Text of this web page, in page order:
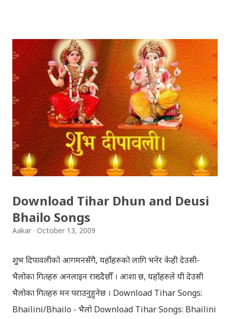
चुरोट तान्दै आफैँ मा हराइरहेका झैँ देखिन्थेँ । ढल्किँदो दिन त्रिपुरेश्वर मा
अवस्थित मन्दिर को फोटो खिच्दा, पश्चिम मा सूर्य डुब्न लागिसकेको
थियो । कोलाहाल को बिचमा उभिएको मन्दिर आफू मा चाँहि साह्रै शान्त
छ । पुल्चोक मा आयोजित लोकस २०१० हेरेर फर्किँदै गर्दा, थकाइ मार्ने
उद्देश्य ले यही मन्दिर मा एकछिन अडिएको थिँए । झोलुङ्गे पुल ललितपुर
बालकुमारी मा, मनोहरा खोला माथि रहेको झोलुंङ्गे पुल ! यो फोटो
खिच्दा, मौसम सफा थिएन, हल्का वर्षा भइरहेथ्यो । त्यसदिन केही
साथिहरु को साथ मा, नयाँ वानेश्वर, शंखमुल हुँदै यो झोलुङ्गे पुल तरेर,
बालकुमारी हु...
Download Tihar Dhun and Deusi
Bhailo Songs
Aakar October 13, 2009
शुभ दिपावलीको आगमनसँगै, यहाँहरुको लागि भनेर केही देउसी-
भैलोका गितहरु अनलाइन राख्दैछौँ । आशा छ, यहाँहरुले यी देउसी
भैलोका गितहरु मन पराउनुहुनेछ । Download Tihar Songs:
Bhailini/Bhailo - भैलो Download Tihar Songs: Bhailini